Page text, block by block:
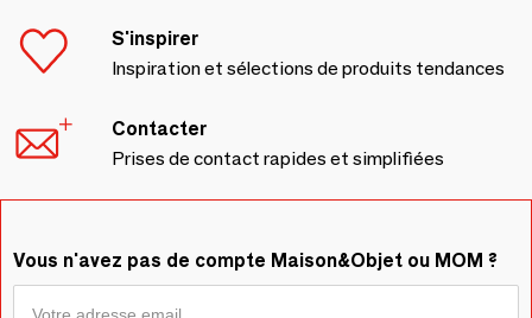
S'inspirer
Inspiration et sélections de produits tendances
Contacter
Prises de contact rapides et simplifiées
Vous n'avez pas de compte Maison&Objet ou MOM ?